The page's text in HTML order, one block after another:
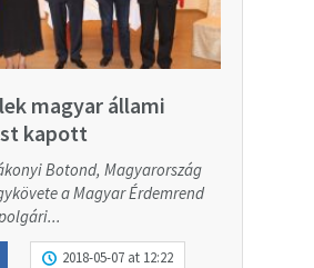
magyar állami
kapott
Botond, Magyarország
a Magyar Érdemrend
2018-05-07 at 12:22